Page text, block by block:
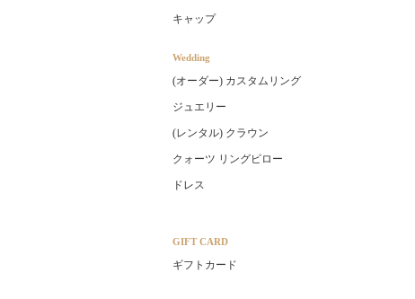
キャップ
Wedding
(オーダー) カスタムリング
ジュエリー
(レンタル) クラウン
クォーツ リングピロー
ドレス
GIFT CARD
ギフトカード